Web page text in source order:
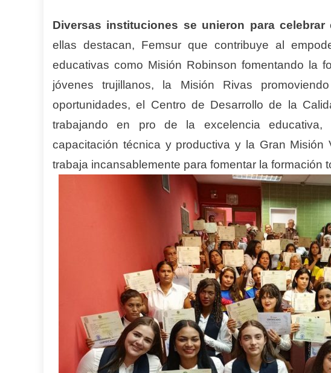
Diversas instituciones se unieron para
ellas destacan, Femsur que contribuye al
educativas como Misión Robinson fomentando la
jóvenes trujillanos, la Misión Rivas
oportunidades, el Centro de Desarrollo de la
trabajando en pro de la excelencia
capacitación técnica y productiva y la Gran
trabaja incansablemente para fomentar la formación